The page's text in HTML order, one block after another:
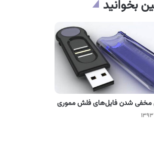
بخوانید
مخفی شدن فایل‌های فلش مموری